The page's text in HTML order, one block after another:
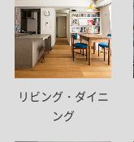
リビング・ダイニ
ング